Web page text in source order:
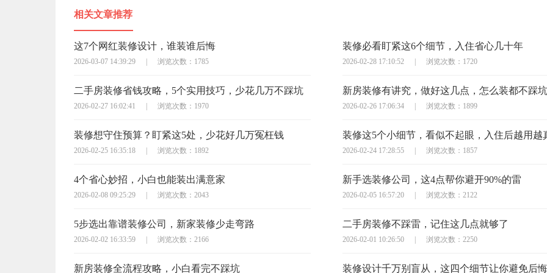
相关文章推荐
这7个网红装修设计，谁装谁后悔
2026-03-07 14:39:29 | 浏览次数：1785
装修必看盯紧这6个细节，入住省心几十年
2026-02-28 17:10:52 | 浏览次数：1720
二手房装修省钱攻略，5个实用技巧，少花几万不踩坑
2026-02-27 16:02:41 | 浏览次数：1970
新房装修有讲究，做好这几点，怎么装都不踩坑
2026-02-26 17:06:34 | 浏览次数：1899
装修想守住预算？盯紧这5处，少花好几万冤枉钱
2026-02-25 16:35:18 | 浏览次数：1892
装修这5个小细节，看似不起眼，入住后越用越
2026-02-24 17:28:55 | 浏览次数：1857
4个省心妙招，小白也能装出满意家
2026-02-08 09:25:29 | 浏览次数：2043
新手选装修公司，这4点帮你避开90%的雷
2026-02-05 16:57:20 | 浏览次数：2122
5步选出靠谱装修公司，新家装修少走弯路
2026-02-02 16:33:59 | 浏览次数：2166
二手房装修不踩雷，记住这几点就够了
2026-02-01 10:26:50 | 浏览次数：2250
新房装修全流程攻略，小白看完不踩坑 装修设计千万别盲从，这四个细节让你避免后悔